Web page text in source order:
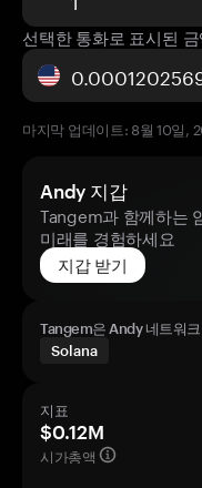
선택한 통화로 표시된 금
마지막 업데이트: 8월 10일,
Andy 지갑
Tangem과 함께하는
미래를 경험하세요
지갑 받기
Tangem은 Andy 네트워
Solana
지표
$0.12M
시가총액